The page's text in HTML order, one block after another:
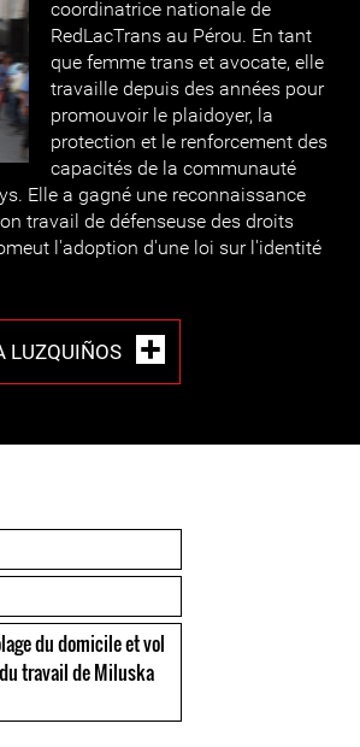
coordinatrice nationale de
RedLacTrans au Pérou. En tant
que femme trans et avocate, elle
travaille depuis des années pour
promouvoir le plaidoyer, la
protection et le renforcement des
capacités de la communauté
Elle a gagné une reconnaissance
travail de défenseuse des droits
l'adoption d'une loi sur l'identité
LUZQUIÑOS
du domicile et vol
travail de Miluska